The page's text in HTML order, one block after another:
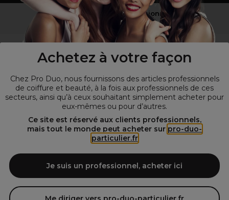
Achetez à votre façon
Chez Pro Duo, nous fournissons des articles professionnels
de coiffure et beauté, à la fois aux professionnels de ces
secteurs, ainsi qu’à ceux souhaitant simplement acheter pour
eux-mêmes ou pour d’autres.
Ce site est réservé aux clients professionnels,
mais tout le monde peut acheter sur pro-duo-
particulier.fr
Je suis un professionnel, acheter ici
Vous n’êtes pas un professionnel ?
Visitez notre site pourles particuliers !
© Tous droits réservés © Pro-Duo
Spécialiste de la coiffure et de la beauté, nous vous proposons une
large sélection de produits professionnels pour la coiffure et
l'esthétique autour d'un choix de grandes marques qui font de Pro-
de beauté! Notre gamme de produits s’adresse également à tous ceux